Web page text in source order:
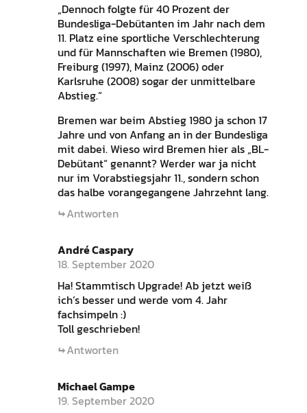
„Dennoch folgte für 40 Prozent der
Bundesliga-Debütanten im Jahr nach dem
11. Platz eine sportliche Verschlechterung
und für Mannschaften wie Bremen (1980),
Freiburg (1997), Mainz (2006) oder
Karlsruhe (2008) sogar der unmittelbare
Abstieg.“
Bremen war beim Abstieg 1980 ja schon 17
Jahre und von Anfang an in der Bundesliga
mit dabei. Wieso wird Bremen hier als „BL-
Debütant“ genannt? Werder war ja nicht
nur im Vorabstiegsjahr 11., sondern schon
das halbe vorangegangene Jahrzehnt lang.
Antworten
André Caspary
18. September 2020
Ha! Stammtisch Upgrade! Ab jetzt weiß
ich’s besser und werde vom 4. Jahr
fachsimpeln :)
Toll geschrieben!
Antworten
Michael Gampe
19. September 2020